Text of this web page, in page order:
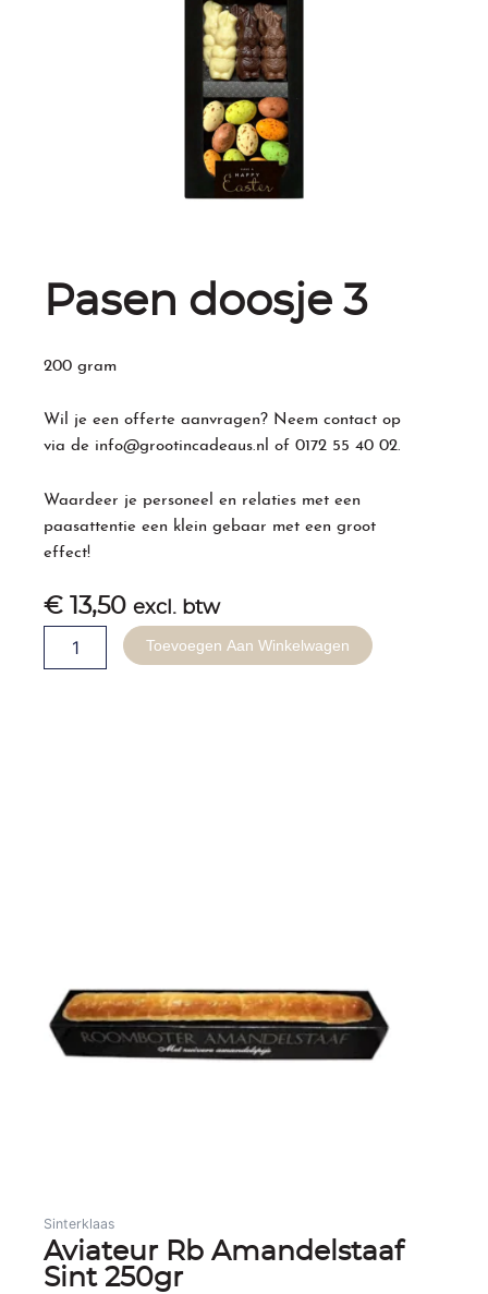
Pasen doosje 3
200 gram
Wil je een offerte aanvragen? Neem contact op
via de info@grootincadeaus.nl of0172 55 40 02.
Waardeer je personeel en relaties met een
paasattentie een klein gebaar met een groot
effect!
€ 13,50 excl. btw
doosje
Toevoegen Aan Winkelwagen
Sinterklaas
Aviateur Rb Amandelstaaf
Sint 250gr